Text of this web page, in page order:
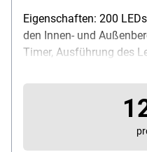
Eigenschaften: 200
den Innen- und
Timer, Ausführung des
Werkstoff: Kunststoff,